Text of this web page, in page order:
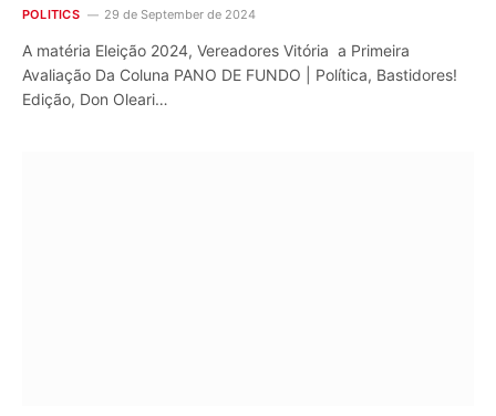
POLITICS 29 de September de 2024
A matéria Eleição 2024, Vereadores Vitória a Primeira
Avaliação Da Coluna PANO DE FUNDO | Política, Bastidores!
Edição, Don Oleari…